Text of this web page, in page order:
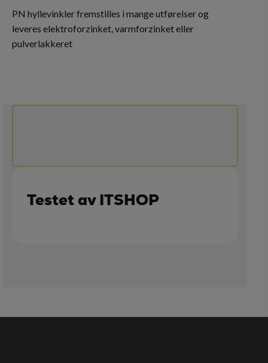
PN hyllevinkler fremstilles i mange utførelser og
leveres elektroforzinket, varmforzinket eller
pulverlakkeret
Testet av ITSHOP